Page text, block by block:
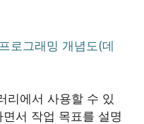
로그래밍 개념도(데
리에서 사용할 수 있
서 작업 목표를 설명